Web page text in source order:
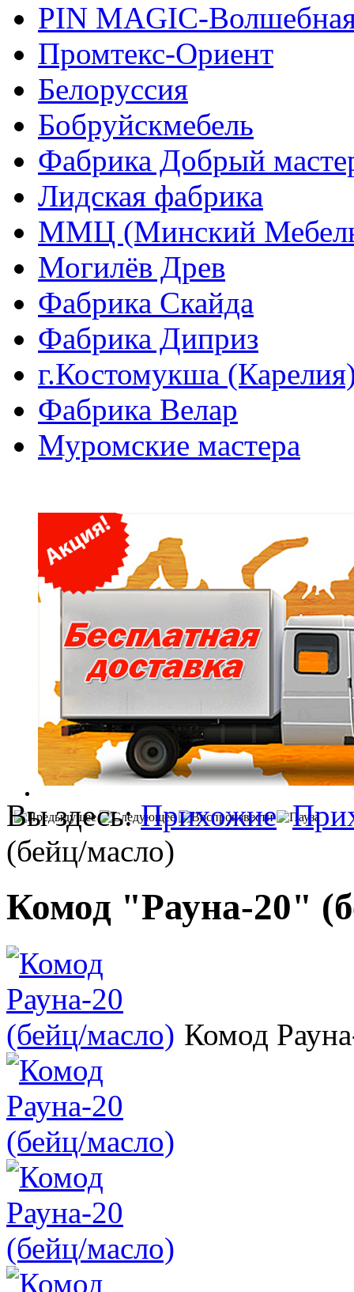
PIN MAGIС-
Промтекс-Ориент
Белоруссия
Бобруйскмебель
Фабрика Добрый
Лидская фабрика
ММЦ (Минский
Могилёв Древ
Фабрика Скайда
Фабрика Диприз
г.Костомукша
Фабрика Велар
Муромские мастера
Вы здесь:Прихожие
(бейц/масло)
Комод "Рауна-20"
Комод